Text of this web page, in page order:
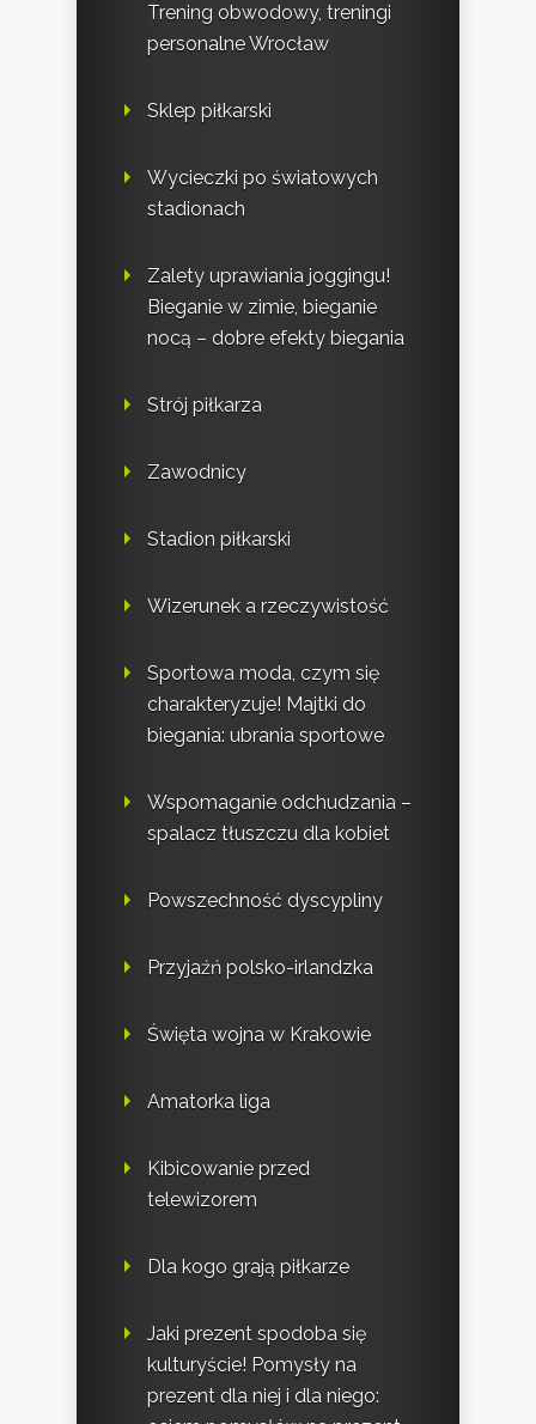
Trening obwodowy, treningi
personalne Wrocław
Sklep piłkarski
Wycieczki po światowych
stadionach
Zalety uprawiania joggingu!
Bieganie w zimie, bieganie
nocą – dobre efekty biegania
Strój piłkarza
Zawodnicy
Stadion piłkarski
Wizerunek a rzeczywistość
Sportowa moda, czym się
charakteryzuje! Majtki do
biegania: ubrania sportowe
Wspomaganie odchudzania –
spalacz tłuszczu dla kobiet
Powszechność dyscypliny
Przyjaźń polsko-irlandzka
Święta wojna w Krakowie
Amatorka liga
Kibicowanie przed
telewizorem
Dla kogo grają piłkarze
Jaki prezent spodoba się
kulturyście! Pomysły na
prezent dla niej i dla niego: